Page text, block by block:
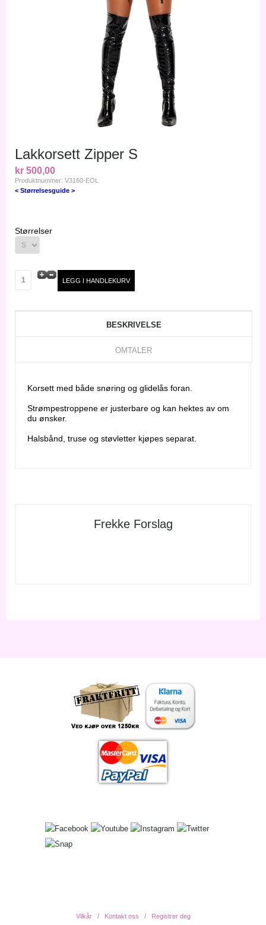
Lakkorsett Zipper S
kr 500,00
Produktnummer: V3160-EOL
< Størrelsesguide >
Størrelser
BESKRIVELSE
OMTALER
Korsett med både snøring og glidelås foran.
Strømpestroppene er justerbare og kan hektes av om
du ønsker.
Halsbånd, truse og støvletter kjøpes separat.
Frekke Forslag
Vilkår Kontakt oss Registrer deg